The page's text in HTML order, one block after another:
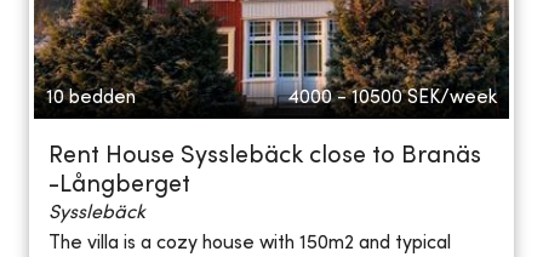
10 bedden 4000 - 10500 SEK/week
Rent House Sysslebäck close to Branäs
-Långberget
Sysslebäck
The villa is a cozy house with 150m2 and typical